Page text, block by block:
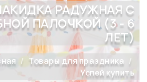
РАДУЖНАЯ С
ПАЛОЧКОЙ (3 - 6
ЛЕТ)
Товары для праздника
Успей купить